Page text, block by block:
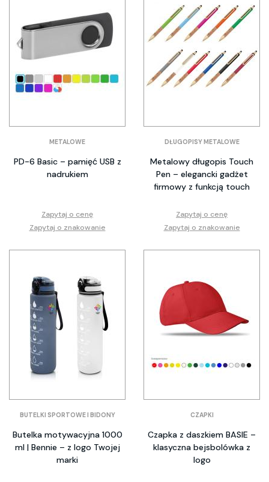
METALOWE
PD-6 Basic – pamięć USB z
nadrukiem
Zapytaj o cenę
Zapytaj o znakowanie
DŁUGOPISY METALOWE
Metalowy długopis Touch
Pen – elegancki gadżet
firmowy z funkcją touch
Zapytaj o cenę
Zapytaj o znakowanie
BUTELKI SPORTOWE I BIDONY
Butelka motywacyjna 1000
ml | Bennie – z logo Twojej
marki
CZAPKI
Czapka z daszkiem BASIE –
klasyczna bejsbolówka z
logo